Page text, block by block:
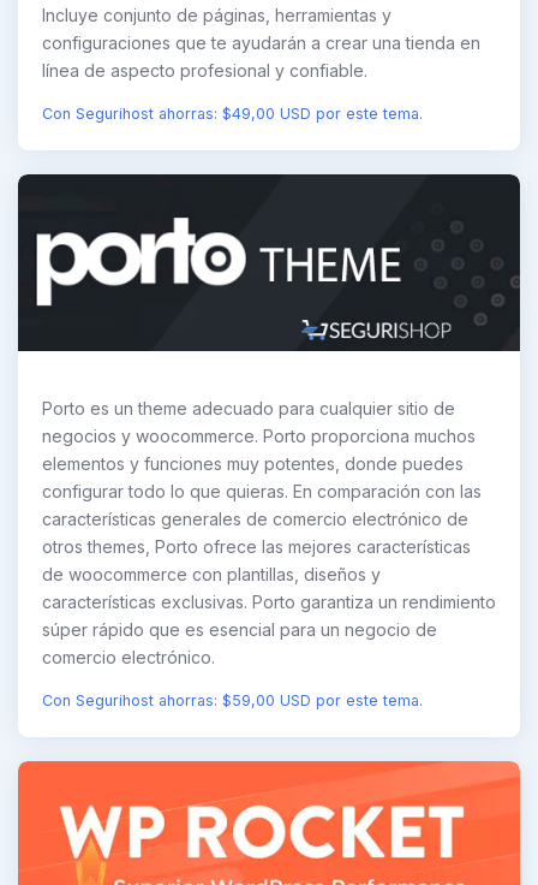
Incluye conjunto de páginas, herramientas y
configuraciones que te ayudarán a crear una tienda en
línea de aspecto profesional y confiable.
Con Segurihost ahorras: $49,00 USD por este tema.
Porto es un theme adecuado para cualquier sitio de
negocios y woocommerce. Porto proporciona muchos
elementos y funciones muy potentes, donde puedes
configurar todo lo que quieras. En comparación con las
características generales de comercio electrónico de
otros themes, Porto ofrece las mejores características
de woocommerce con plantillas, diseños y
características exclusivas. Porto garantiza un rendimiento
súper rápido que es esencial para un negocio de
comercio electrónico.
Con Segurihost ahorras: $59,00 USD por este tema.